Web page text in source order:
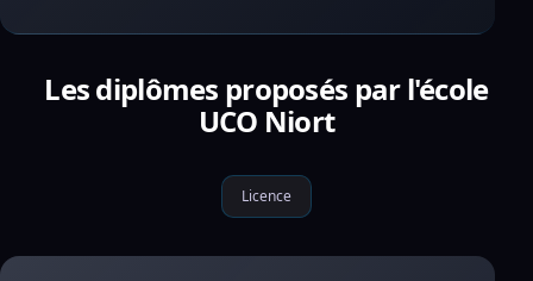
Les diplômes proposés par l'école
UCO Niort
Licence